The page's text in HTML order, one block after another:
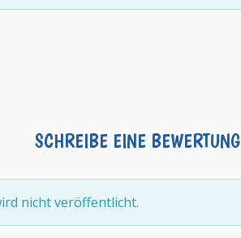
SCHREIBE EINE BEWERTUNG
nicht veröffentlicht.